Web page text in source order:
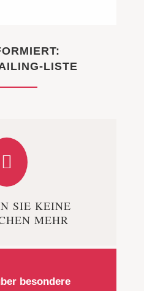
LISTE

SIE KEINE
MEHR
besondere